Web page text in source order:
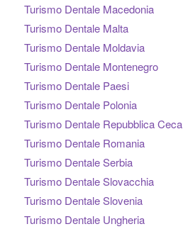
Turismo Dentale Macedonia
Turismo Dentale Malta
Turismo Dentale Moldavia
Turismo Dentale Montenegro
Turismo Dentale Paesi
Turismo Dentale Polonia
Turismo Dentale Repubblica Ceca
Turismo Dentale Romania
Turismo Dentale Serbia
Turismo Dentale Slovacchia
Turismo Dentale Slovenia
Turismo Dentale Ungheria